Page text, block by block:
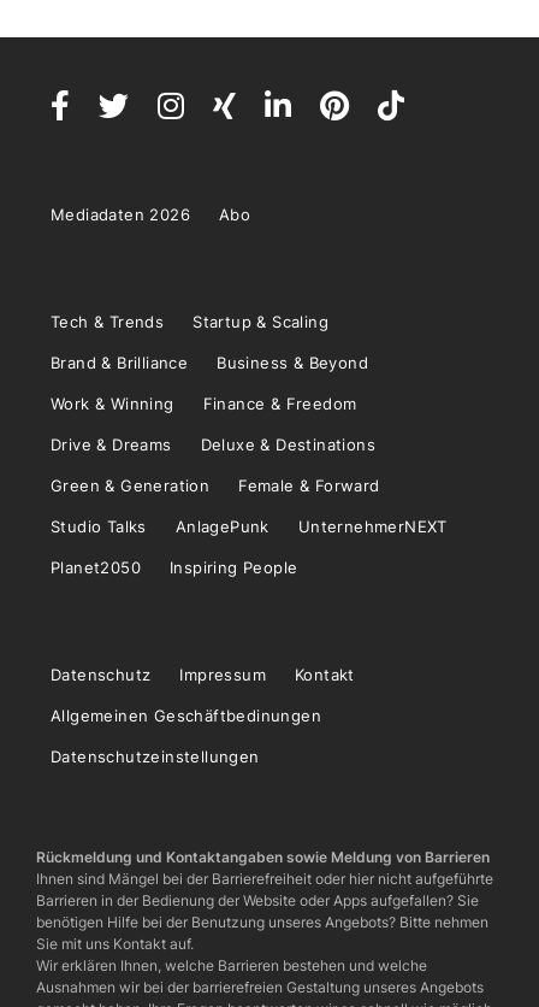
Mediadaten 2026 Abo
Tech & Trends Startup & Scaling
Brand & Brilliance Business & Beyond
Work & Winning Finance & Freedom
Drive & Dreams Deluxe & Destinations
Green & Generation Female & Forward
Studio Talks AnlagePunk UnternehmerNEXT
Planet2050 Inspiring People
Datenschutz Impressum Kontakt
Allgemeinen Geschäftbedinungen
Datenschutzeinstellungen
Rückmeldung und Kontaktangaben sowie Meldung von Barrieren
Ihnen sind Mängel bei der Barrierefreiheit oder hier nicht aufgeführte
Barrieren in der Bedienung der Website oder Apps aufgefallen? Sie
benötigen Hilfe bei der Benutzung unseres Angebots? Bitte nehmen
Sie mit uns Kontakt auf.
Wir erklären Ihnen, welche Barrieren bestehen und welche
Ausnahmen wir bei der barrierefreien Gestaltung unseres Angebots